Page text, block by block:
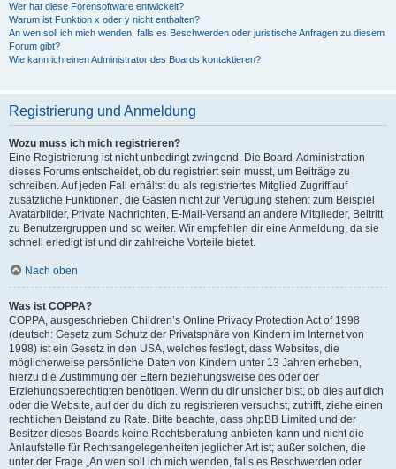
Wer hat diese Forensoftware entwickelt?
Warum ist Funktion x oder y nicht enthalten?
An wen soll ich mich wenden, falls es Beschwerden oder juristische Anfragen zu diesem
Forum gibt?
Wie kann ich einen Administrator des Boards kontaktieren?
Registrierung und Anmeldung
Wozu muss ich mich registrieren?
Eine Registrierung ist nicht unbedingt zwingend. Die Board-Administration
dieses Forums entscheidet, ob du registriert sein musst, um Beiträge zu
schreiben. Auf jeden Fall erhältst du als registriertes Mitglied Zugriff auf
zusätzliche Funktionen, die Gästen nicht zur Verfügung stehen: zum Beispiel
Avatarbilder, Private Nachrichten, E-Mail-Versand an andere Mitglieder, Beitritt
zu Benutzergruppen und so weiter. Wir empfehlen dir eine Anmeldung, da sie
schnell erledigt ist und dir zahlreiche Vorteile bietet.
Nach oben
Was ist COPPA?
COPPA, ausgeschrieben Children’s Online Privacy Protection Act of 1998
(deutsch: Gesetz zum Schutz der Privatsphäre von Kindern im Internet von
1998) ist ein Gesetz in den USA, welches festlegt, dass Websites, die
möglicherweise persönliche Daten von Kindern unter 13 Jahren erheben,
hierzu die Zustimmung der Eltern beziehungsweise des oder der
Erziehungsberechtigten benötigen. Wenn du dir unsicher bist, ob dies auf dich
oder die Website, auf der du dich zu registrieren versuchst, zutrifft, ziehe einen
rechtlichen Beistand zu Rate. Bitte beachte, dass phpBB Limited und der
Besitzer dieses Boards keine Rechtsberatung anbieten kann und nicht die
Anlaufstelle für Rechtsangelegenheiten jeglicher Art ist; außer solchen, die
unter der Frage „An wen soll ich mich wenden, falls es Beschwerden oder